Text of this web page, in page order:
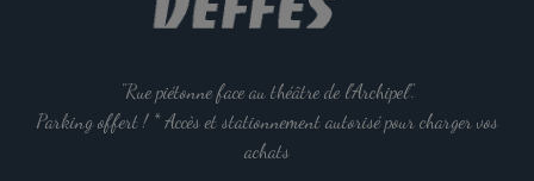
"Rue piétonne face au théâtre de l'Archipel".
Parking offert ! * Accès et stationnement autorisé pour charger vos
achats